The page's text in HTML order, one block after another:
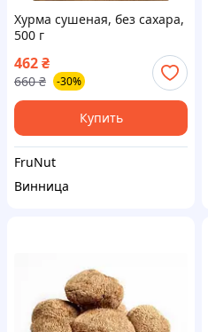
Хурма сушеная, без сахара,
500 г
462₴
660 ₴ -30%
Купить
FruNut
Винница